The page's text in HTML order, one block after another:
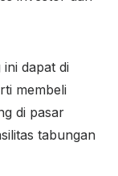
dapat di
membeli
di pasar
tabungan